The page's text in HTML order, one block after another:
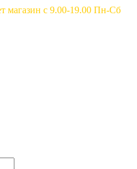
магазин с 9.00-19.00 Пн-Сб